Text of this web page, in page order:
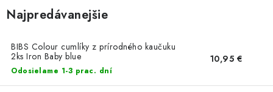
KOČÍKY
Najpredávanejšie
BIBS Colour cumlíky z prírodného kaučuku
2ks Iron Baby blue
Odosielame 1-3 prac. dní
10,95 €